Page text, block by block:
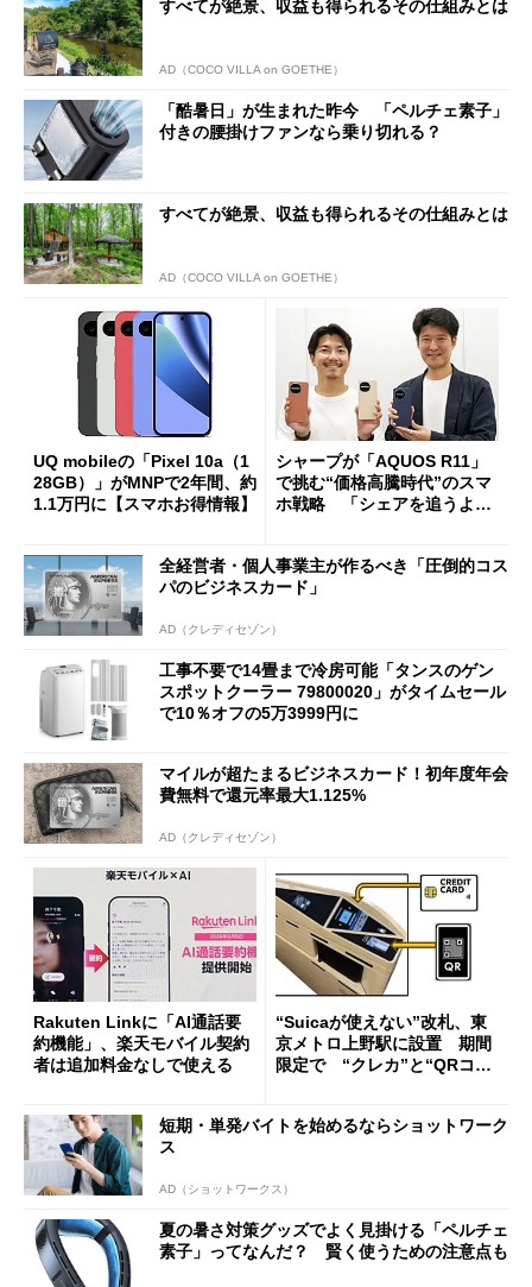
すべてが絶景、収益も得られるその仕組みとは
AD（COCO VILLA on GOETHE）
「酷暑日」が生まれた昨今 「ペルチェ素子」
付きの腰掛けファンなら乗り切れる？
すべてが絶景、収益も得られるその仕組みとは
AD（COCO VILLA on GOETHE）
UQ mobileの「Pixel 10a（1
28GB）」がMNPで2年間、約
1.1万円に【スマホお得情報】
シャープが「AQUOS R11」
で挑む“価格高騰時代”のスマ
ホ戦略 「シェアを追うより
全経営者・個人事業主が作るべき「圧倒的コス
パのビジネスカード」
AD（クレディセゾン）
工事不要で14畳まで冷房可能「タンスのゲン
スポットクーラー 79800020」がタイムセール
で10％オフの5万3999円に
マイルが超たまるビジネスカード！初年度年会
費無料で還元率最大1.125%
AD（クレディセゾン）
Rakuten Linkに「AI通話要
約機能」、楽天モバイル契約
者は追加料金なしで使える
“Suicaが使えない”改札、東
京メトロ上野駅に設置 期間
限定で “クレカ”と“QRコー
短期・単発バイトを始めるならショットワーク
ス
AD（ショットワークス）
夏の暑さ対策グッズでよく見掛ける「ペルチェ
素子」ってなんだ？ 賢く使うための注意点も